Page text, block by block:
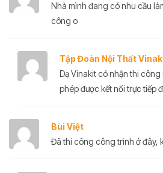
Nhà mình đang có nhu cầu
công o
Tập Đoàn Nội Thất
Dạ Vinakit có nhận thi công
phép được kết nối trực tiếp
Bùi Việt
Đã thi công công trình ở đây,